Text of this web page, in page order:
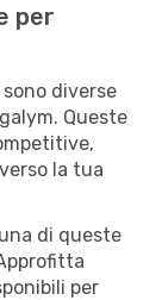
per
diverse
Queste
la tua
di queste
per